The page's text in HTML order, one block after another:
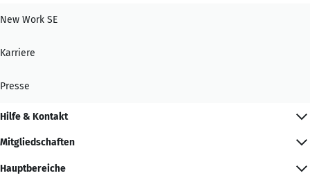
New Work SE
Karriere
Presse
Hilfe & Kontakt
Mitgliedschaften
Hauptbereiche